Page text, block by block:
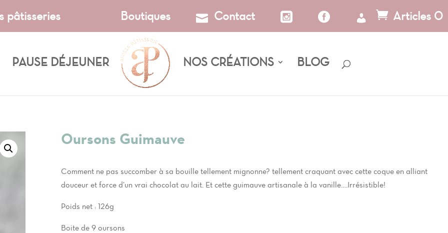
pâtisseries Boutiques Contact Articles 0
PAUSE DÉJEUNER NOS CRÉATIONS BLOG
Oursons Guimauve
Comment ne pas succomber à sa bouille tellement mignonne? tellement craquant avec cette coque en alliant
douceur et force d’un vrai chocolat au lait. Et cette guimauve artisanale à la vanille….Irrésistible!
Poids net : 126g
Boite de 9 oursons